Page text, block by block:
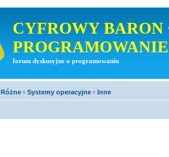
CYFROWY BARON
PROGRAMOWANIE
forum dyskusyjne o programowaniu
Różne ‹ Systemy operacyjne ‹ Inne